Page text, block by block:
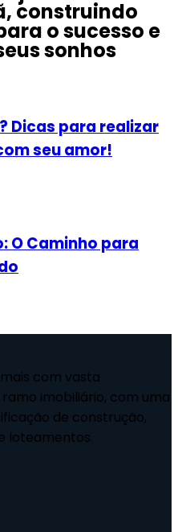
construindo
o sucesso e
sonhos
Dicas para realizar
seu amor!
O Caminho para
com vasta
imobiliário, com uma
de construção,
loteamentos.